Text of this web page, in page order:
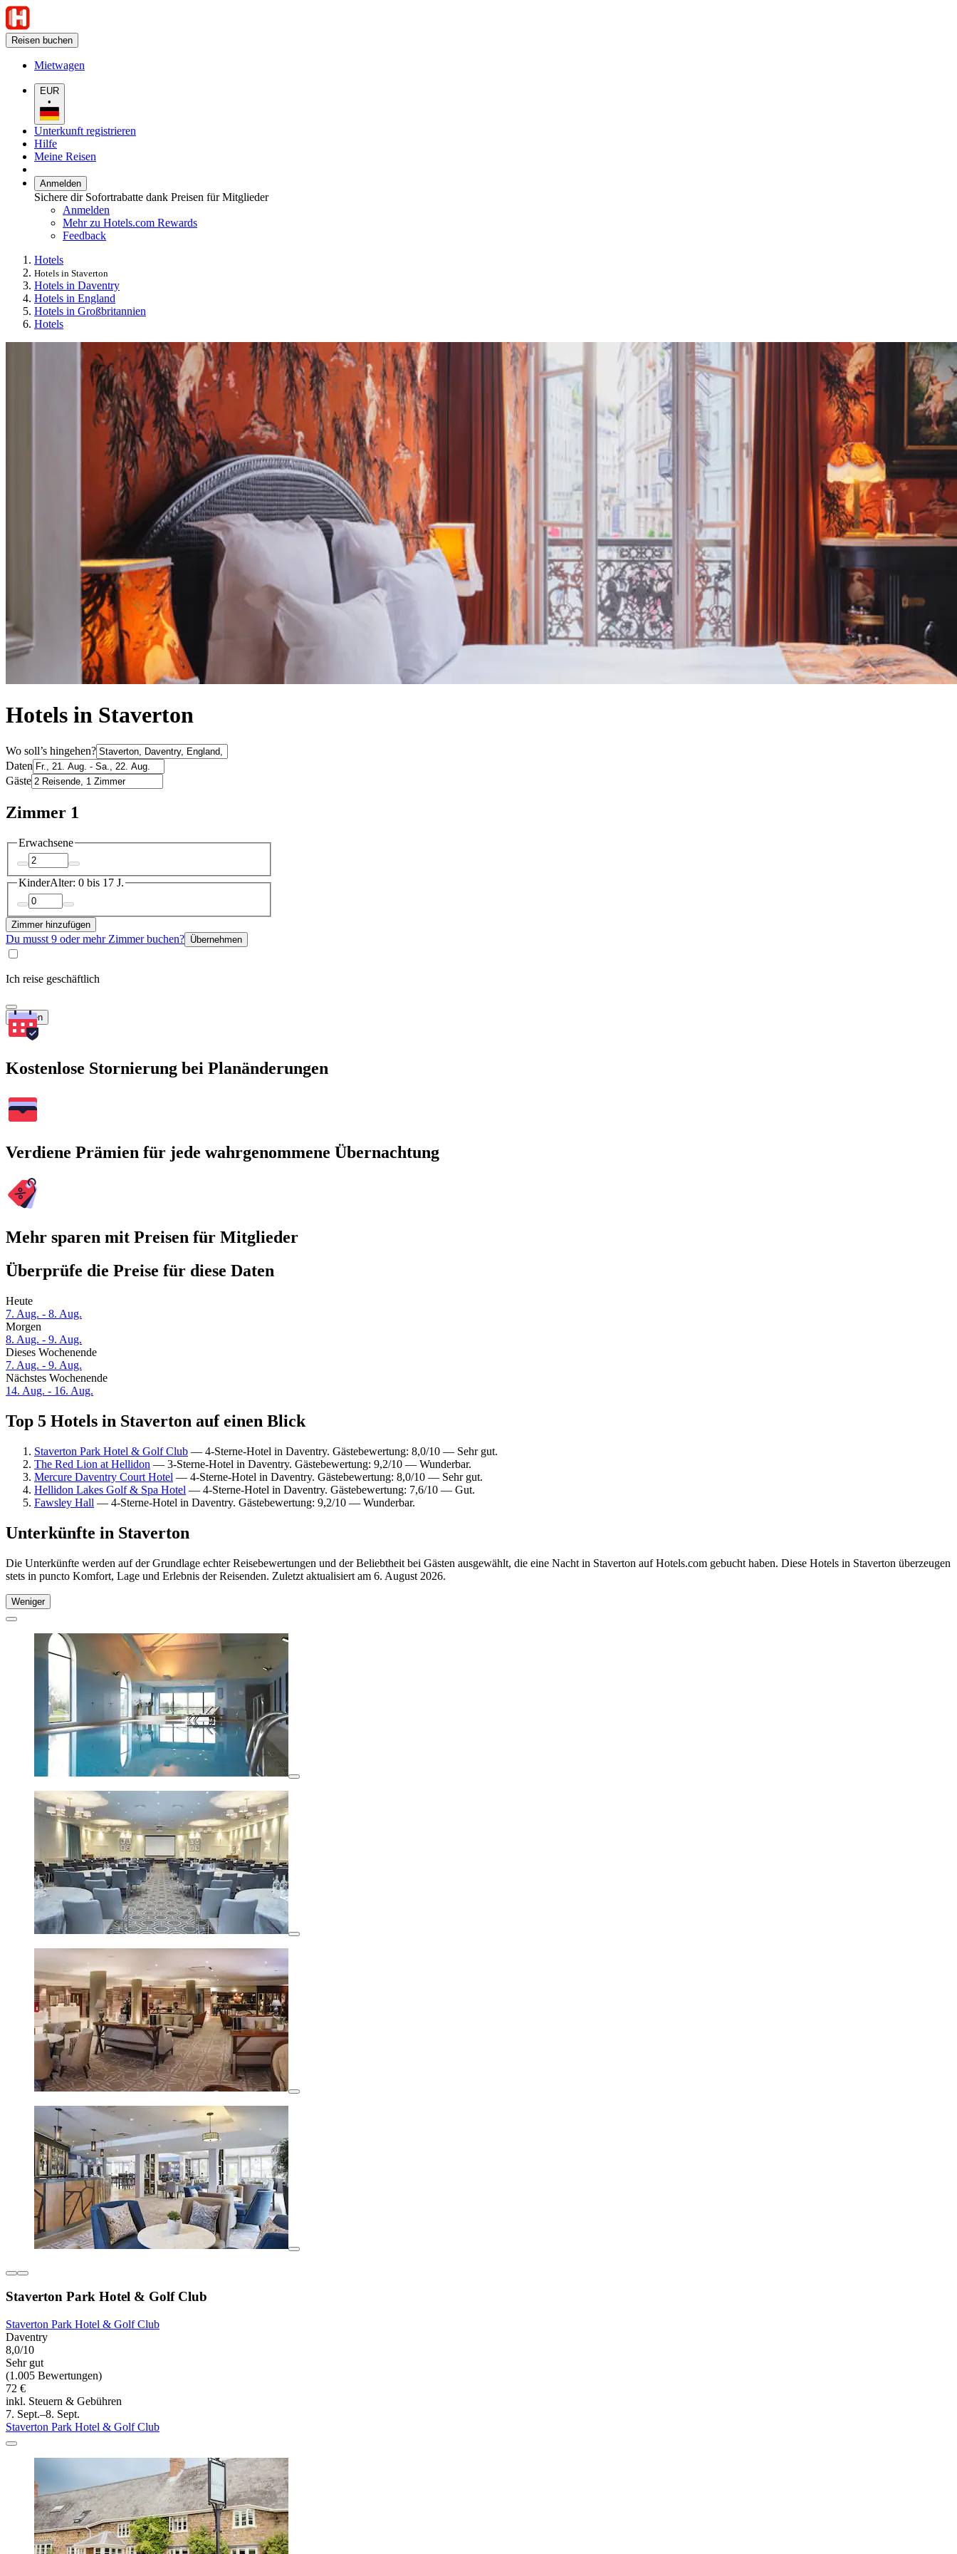
Reisen buchen
Mietwagen
EUR
•
Unterkunft registrieren
Hilfe
Meine Reisen
Anmelden
Sichere dir Sofortrabatte dank Preisen für Mitglieder
Anmelden
Mehr zu Hotels.com Rewards
Feedback
Hotels
Hotels in Staverton
Hotels in Daventry
Hotels in England
Hotels in Großbritannien
Hotels
Hotels in Staverton
Wo soll’s hingehen?
Daten
Gäste
Zimmer 1
Erwachsene
KinderAlter: 0 bis 17 J.
Zimmer hinzufügen
Du musst 9 oder mehr Zimmer buchen? Übernehmen
Ich reise geschäftlich
Suchen
Kostenlose Stornierung bei Planänderungen
Verdiene Prämien für jede wahrgenommene Übernachtung
Mehr sparen mit Preisen für Mitglieder
Überprüfe die Preise für diese Daten
Heute
7. Aug. - 8. Aug.
Morgen
8. Aug. - 9. Aug.
Dieses Wochenende
7. Aug. - 9. Aug.
Nächstes Wochenende
14. Aug. - 16. Aug.
Top 5 Hotels in Staverton auf einen Blick
Staverton Park Hotel & Golf Club — 4-Sterne-Hotel in Daventry. Gästebewertung: 8,0/10 — Sehr gut.
The Red Lion at Hellidon — 3-Sterne-Hotel in Daventry. Gästebewertung: 9,2/10 — Wunderbar.
Mercure Daventry Court Hotel — 4-Sterne-Hotel in Daventry. Gästebewertung: 8,0/10 — Sehr gut.
Hellidon Lakes Golf & Spa Hotel — 4-Sterne-Hotel in Daventry. Gästebewertung: 7,6/10 — Gut.
Fawsley Hall — 4-Sterne-Hotel in Daventry. Gästebewertung: 9,2/10 — Wunderbar.
Unterkünfte in Staverton
Die Unterkünfte werden auf der Grundlage echter Reisebewertungen und der Beliebtheit bei Gästen ausgewählt, die eine Nacht in Staverton auf Hotels.com gebucht haben. Diese Hotels in Staverton überzeugen
stets in puncto Komfort, Lage und Erlebnis der Reisenden. Zuletzt aktualisiert am 6. August 2026.
Weniger
Staverton Park Hotel & Golf Club
Staverton Park Hotel & Golf Club
Daventry
8,0/10
Sehr gut
(1.005 Bewertungen)
72 €
inkl. Steuern & Gebühren
7. Sept.–8. Sept.
Staverton Park Hotel & Golf Club